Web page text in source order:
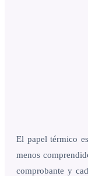
El papel térmico
menos
comprobante y